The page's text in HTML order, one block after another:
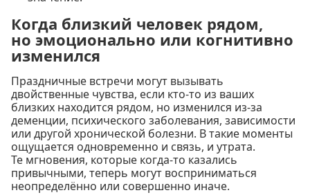
Когда близкий человек рядом,
но эмоционально или когнитивно
изменился
Праздничные встречи могут вызывать
двойственные чувства, если кто-то из ваших
близких находится рядом, но изменился из-за
деменции, психического заболевания, зависимости
или другой хронической болезни. В такие моменты
ощущается одновременно и связь, и утрата.
Те мгновения, которые когда-то казались
привычными, теперь могут восприниматься
неопределённо или совершенно иначе.